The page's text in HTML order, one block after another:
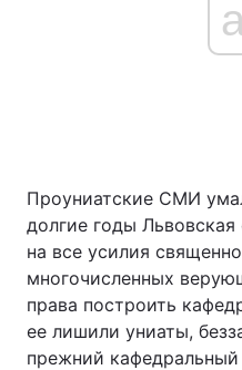
Проуниатские СМИ
долгие годы
на все усилия
многочисленных
права построить
ее лишили униаты,
прежний